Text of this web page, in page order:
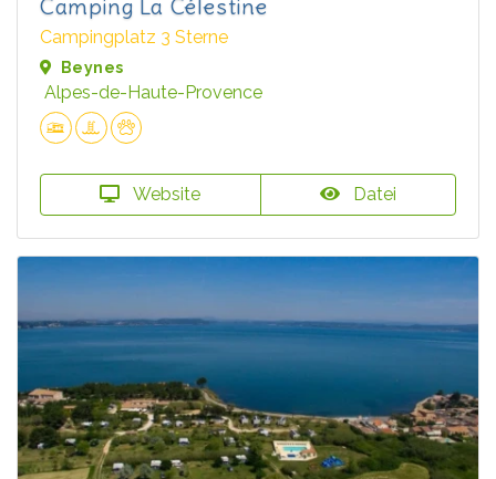
Camping La Célestine
Campingplatz 3 Sterne
Beynes
Alpes-de-Haute-Provence
Website Datei